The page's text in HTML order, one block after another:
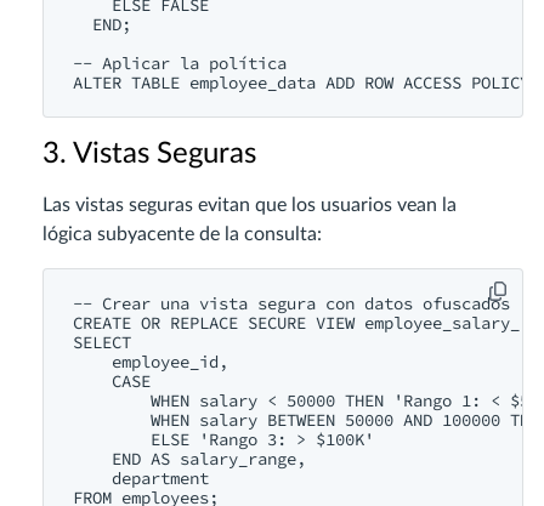
    ELSE FALSE
  END;
-- Aplicar la política
3. Vistas Seguras
Las vistas seguras evitan que los usuarios vean la
lógica subyacente de la consulta:
-- Crear una vista segura con datos ofuscados
CREATE OR REPLACE SECURE VIEW
SELECT
    employee_id,
    CASE
WHEN salary < 50000 THEN 'Rango 1: <
WHEN salary BETWEEN 50000 AND 100000
        ELSE 'Rango 3: > $100K'
    END AS salary_range,
    department